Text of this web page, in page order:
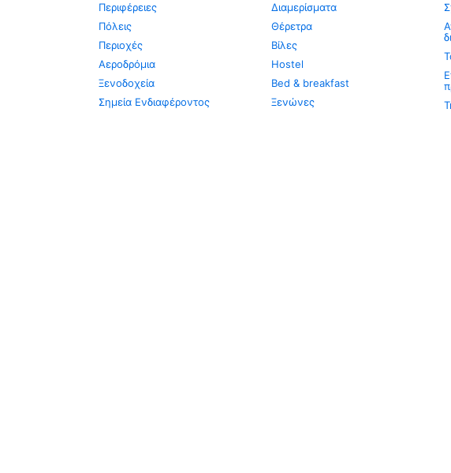
Περιφέρειες
Πόλεις
Περιοχές
Αεροδρόμια
Ξενοδοχεία
Σημεία Ενδιαφέροντος
Διαμερίσματα
Θέρετρα
Βίλες
Hostel
Bed & breakfast
Ξενώνες